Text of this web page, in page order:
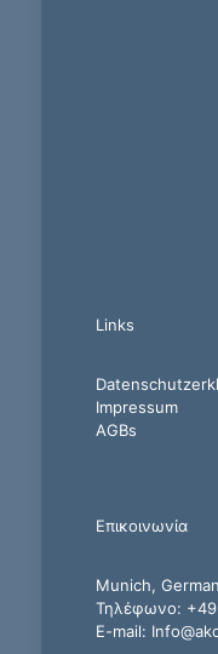
Links
Impressum
AGBs
Επικοινωνία
Munich,
Τηλέφωνο: +49
E-mail: